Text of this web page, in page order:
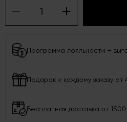
Программа лояльности –
Подарок к каждому заказу от
Бесплатная доставка от